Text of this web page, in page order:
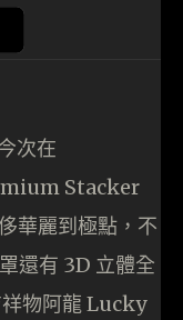
次在
Stacker
華麗到極點，不
還有 3D 立體全
物阿龍 Lucky